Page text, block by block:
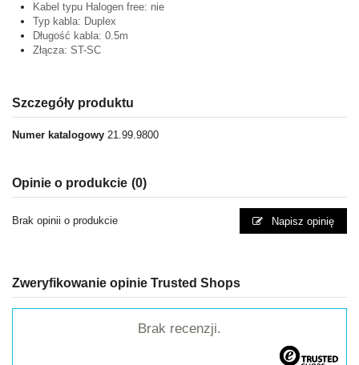
Kabel typu Halogen free: nie
Typ kabla: Duplex
Długość kabla: 0.5m
Złącza: ST-SC
Szczegóły produktu
Numer katalogowy 21.99.9800
Opinie o produkcie (0)
Brak opinii o produkcie Napisz opinię
Zweryfikowanie opinie Trusted Shops
Brak recenzji.